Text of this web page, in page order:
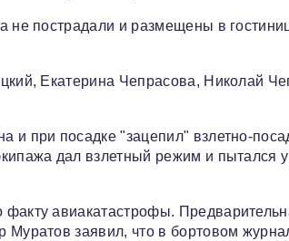
не пострадали и размещены в
Екатерина Чепрасова, Николай
при посадке "зацепил" взлетно-
дал взлетный режим и пытался
факту авиакатастрофы.
заявил, что в бортовом